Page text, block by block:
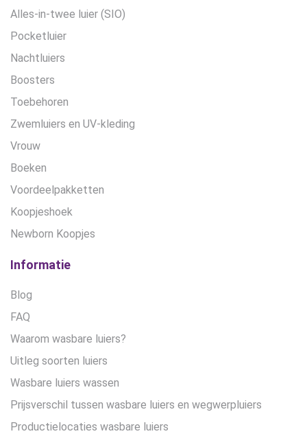
Alles-in-twee luier (SIO)
Pocketluier
Nachtluiers
Boosters
Toebehoren
Zwemluiers en UV-kleding
Vrouw
Boeken
Voordeelpakketten
Koopjeshoek
Newborn Koopjes
Informatie
Blog
FAQ
Waarom wasbare luiers?
Uitleg soorten luiers
Wasbare luiers wassen
Prijsverschil tussen wasbare luiers en wegwerpluiers
Productielocaties wasbare luiers